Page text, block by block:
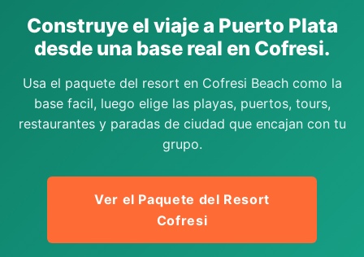
Construye el viaje a Puerto Plata
desde una base real en Cofresi.
Usa el paquete del resort en Cofresi Beach como la
base facil, luego elige las playas, puertos, tours,
restaurantes y paradas de ciudad que encajan con tu
grupo.
Ver el Paquete del Resort
Cofresi